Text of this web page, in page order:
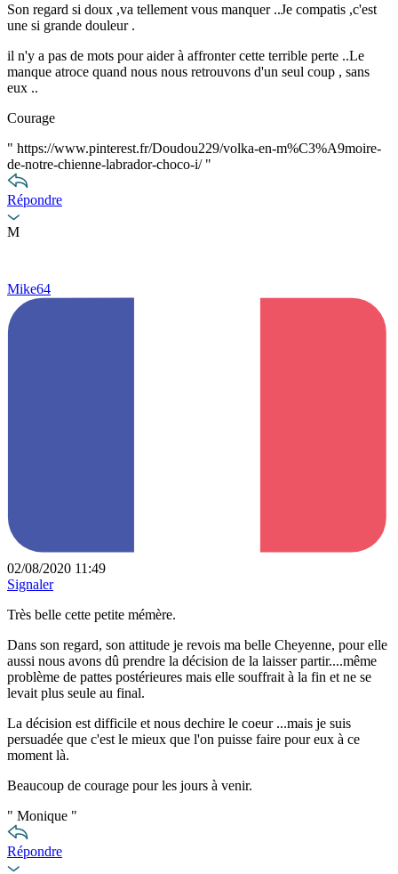
Son regard si doux ,va tellement vous manquer ..Je compatis ,c'est
une si grande douleur .
il n'y a pas de mots pour aider à affronter cette terrible perte ..Le
manque atroce quand nous nous retrouvons d'un seul coup , sans
eux ..
Courage
" https://www.pinterest.fr/Doudou229/volka-en-m%C3%A9moire-
de-notre-chienne-labrador-choco-i/"
Répondre
M
Mike64
02/08/2020 11:49
Signaler
Très belle cette petite mémère.
Dans son regard, son attitude je revois ma belle Cheyenne, pour elle
aussi nous avons dû prendre la décision de la laisser partir....même
problème de pattes postérieures mais elle souffrait à la fin et ne se
levait plus seule au final.
La décision est difficile et nous dechire le coeur ...mais je suis
persuadée que c'est le mieux que l'on puisse faire pour eux à ce
moment là.
Beaucoup de courage pour les jours à venir.
" Monique "
Répondre